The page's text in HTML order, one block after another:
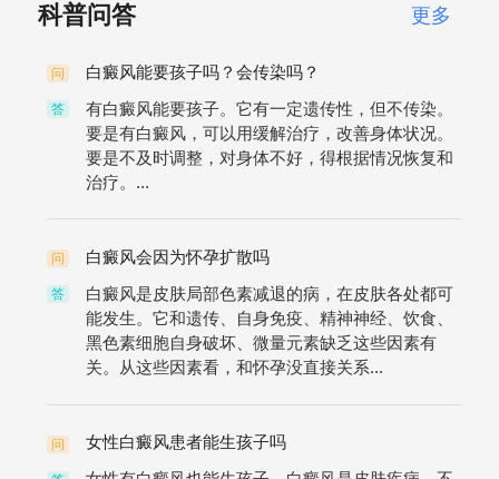
科普问答 更多
问 白癜风能要孩子吗？会传染吗？
答
有白癜风能要孩子。它有一定遗传性，但不传染。
要是有白癜风，可以用缓解治疗，改善身体状况。
要是不及时调整，对身体不好，得根据情况恢复和
治疗。...
问 白癜风会因为怀孕扩散吗
答
白癜风是皮肤局部色素减退的病，在皮肤各处都可
能发生。它和遗传、自身免疫、精神神经、饮食、
黑色素细胞自身破坏、微量元素缺乏这些因素有
关。从这些因素看，和怀孕没直接关系...
问 女性白癜风患者能生孩子吗